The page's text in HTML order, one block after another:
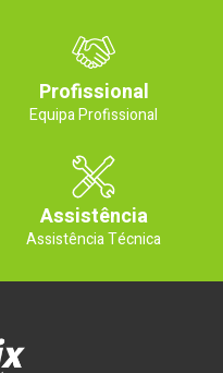
Profissional
Equipa Profissional
Assistência
Assistência Técnica